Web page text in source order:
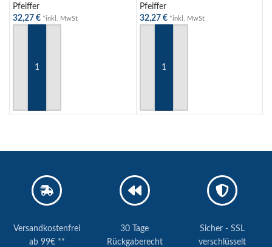
Pfeiffer
32,27 € *inkl. MwSt
Pfeiffer
32,27 € *inkl. MwSt
Versandkostenfrei
ab 99€ **
30 Tage
Rückgaberecht
Sicher - SSL
verschlüsselt